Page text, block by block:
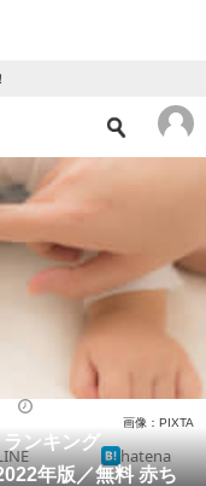
ンキング
年版／無料 赤ち
画像：PIXTA
hatena